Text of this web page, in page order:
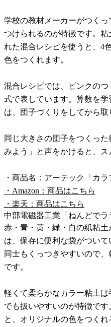
学校の教材メーカーがつく
つけられるのが特徴です。
れた混合レシピを使うと、4
色をつくれます。
混合レシピでは、ピンクの
式で表しています。算数を
は、団子づくりをしてから取
同じ大きさの団子をつくっ
みよう」と声をかけると、ス
・商品名：アーテック「カラ
・Amazon：商品はこちら
・楽天：商品はこちら
中部電磁器工業「ねんどでラ
赤・青・黄・緑・白の紙粘
は、保存に便利な袋がつい
同士もくっつきやすいので
です。
軽くて柔らかなカラー粘土
でも扱いやすいのが特徴で
と、オリジナルの色をつく